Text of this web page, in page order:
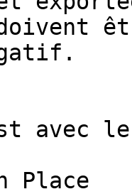
avec
Place